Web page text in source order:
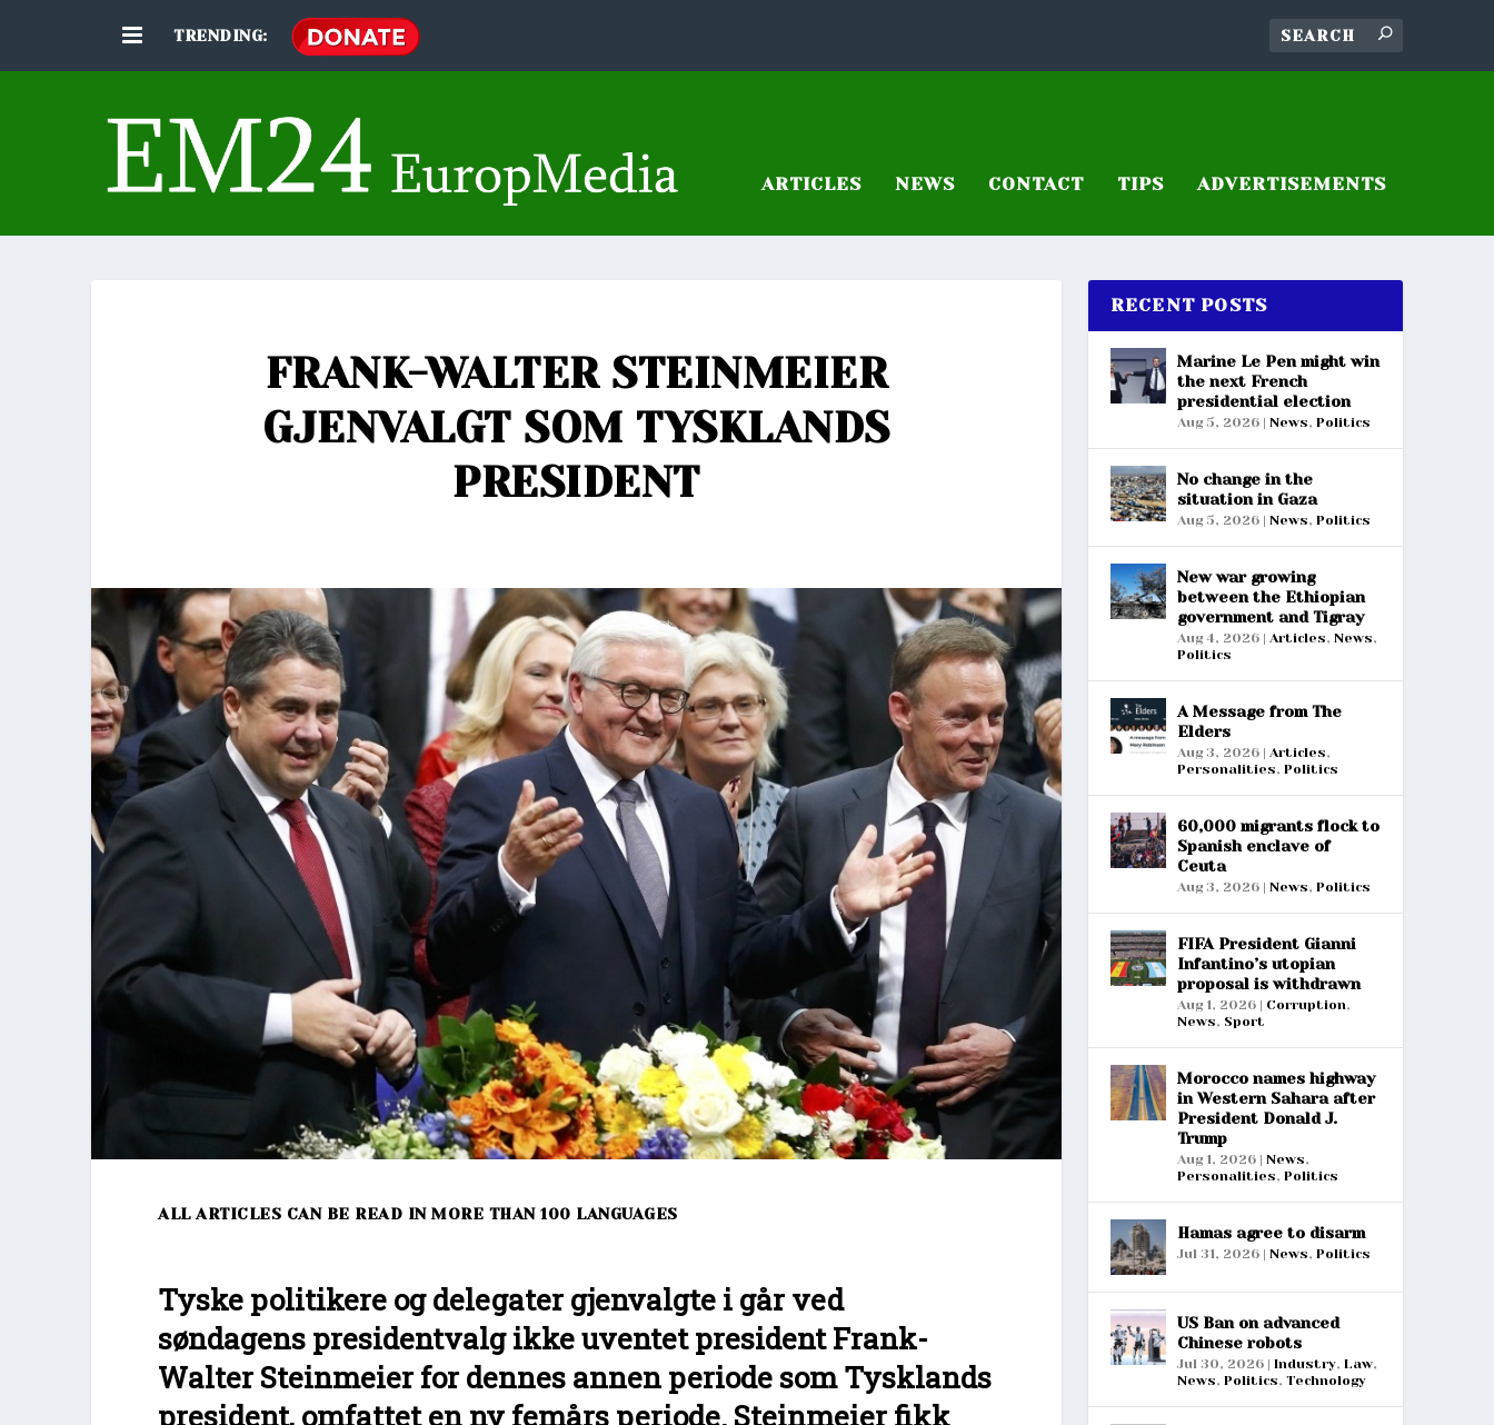
TRENDING:
ARTICLES NEWS CONTACT TIPS ADVERTISEMENTS
FRANK-WALTER STEINMEIER
GJENVALGT SOM TYSKLANDS
PRESIDENT
ALL ARTICLES CAN BE READ IN MORE THAN 100 LANGUAGES
Tyske politikere og delegater gjenvalgte i går ved
søndagens presidentvalg ikke uventet president Frank-
Walter Steinmeier for dennes annen periode som Tysklands
president, omfattet en ny femårs periode. Steinmeier fikk
RECENT POSTS
Marine Le Pen might win
the next French
presidential election
Aug 5, 2026| News, Politics
No change in the
situation in Gaza
Aug 5, 2026| News, Politics
New war growing
between the Ethiopian
government and Tigray
Aug 4, 2026| Articles, News,
Politics
A Message from The
Elders
Aug 3, 2026| Articles,
Personalities, Politics
60,000 migrants flock to
Spanish enclave of
Ceuta
Aug 3, 2026| News, Politics
FIFA President Gianni
Infantino’s utopian
proposal is withdrawn
Aug 1, 2026| Corruption,
News, Sport
Morocco names highway
in Western Sahara after
President Donald J.
Trump
Aug 1, 2026| News,
Personalities, Politics
Hamas agree to disarm
Jul 31, 2026| News, Politics
US Ban on advanced
Chinese robots
Jul 30, 2026| Industry, Law,
News, Politics, Technology